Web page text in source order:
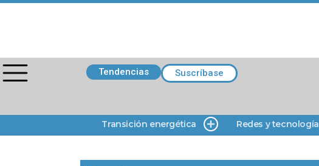
Tendencias Suscríbase
Transición energética Redes y tecnología